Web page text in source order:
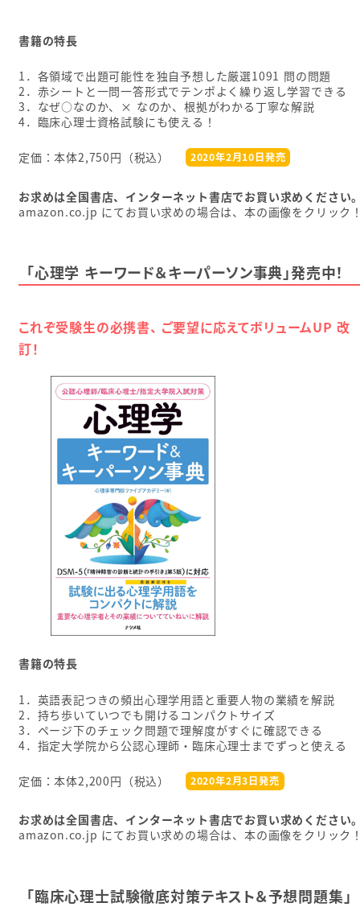
書籍の特長
1．各領域で出題可能性を独自予想した厳選1091 問の問題
2．赤シートと一問一答形式でテンポよく繰り返し学習できる
3．なぜ○なのか、× なのか、根拠がわかる丁寧な解説
4．臨床心理士資格試験にも使える！
定価：本体2,750円（税込） 2020年2月10日発売
お求めは全国書店、インターネット書店でお買い求めください
amazon.co.jp にてお買い求めの場合は、本の画像をクリック
「心理学 キーワード＆キーパーソン事典」発売中！
これぞ受験生の必携書、 ご要望に応えてボリュームUP 改
訂！
書籍の特長
1．英語表記つきの頻出心理学用語と重要人物の業績を解説
2．持ち歩いていつでも開けるコンパクトサイズ
3．ページ下のチェック問題で理解度がすぐに確認できる
4．指定大学院から公認心理師・臨床心理士までずっと使える
定価：本体2,200円（税込） 2020年2月3日発売
お求めは全国書店、インターネット書店でお買い求めください
amazon.co.jp にてお買い求めの場合は、本の画像をクリック
「臨床心理士試験徹底対策テキスト＆予想問題集」